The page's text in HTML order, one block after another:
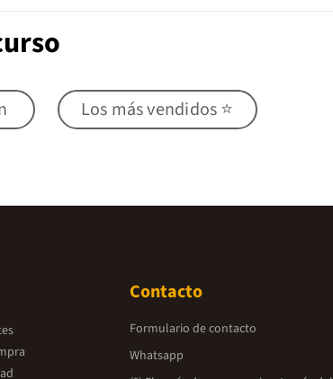
Los más vendidos ⭐
Contacto
Formulario de contacto
Whatsapp